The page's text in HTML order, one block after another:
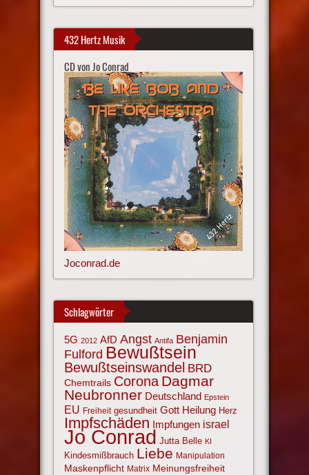
432 Hertz Musik
CD von Jo Conrad
Joconrad.de
Schlagwörter
5G 2012 AfD Angst Antifa Benjamin
Fulford Bewußtsein
Bewußtseinswandel BRD
Chemtrails Corona Dagmar
Neubronner Deutschland Epstein
EU Freiheit gesundheit Gott Heilung Herz
Impfschäden Impfungen israel
Jo Conrad Jutta Belle KI
Kindesmißbrauch Liebe Manipulation
Maskenpflicht Matrix Meinungsfreiheit